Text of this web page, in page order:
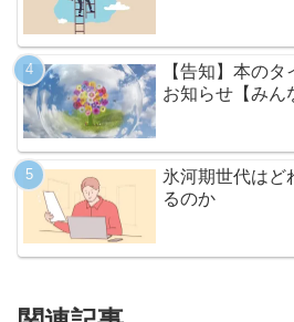
【告知】本の
お知らせ【みん
氷河期世代はど
るのか